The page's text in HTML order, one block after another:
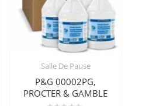
Salle De Pause
P&G 00002PG,
PROCTER & GAMBLE